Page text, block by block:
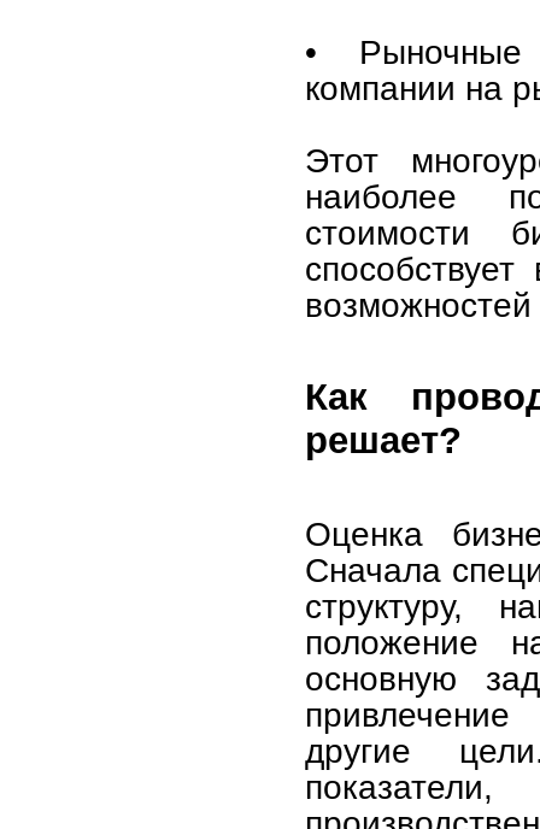
• Рыночные
компании на
Этот
наиболее
стоимости
Как
решает?
Оценка
Сначала
структуру,
положение
основную
другие